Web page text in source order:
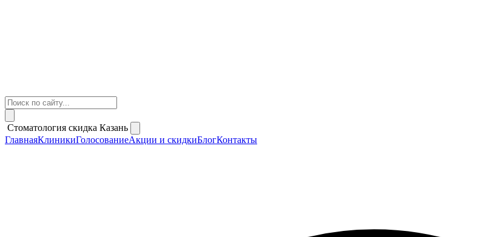
Стоматология скидка Казань
ГлавнаяКлиникиГолосованиеАкции и скидкиБлогКонтакты